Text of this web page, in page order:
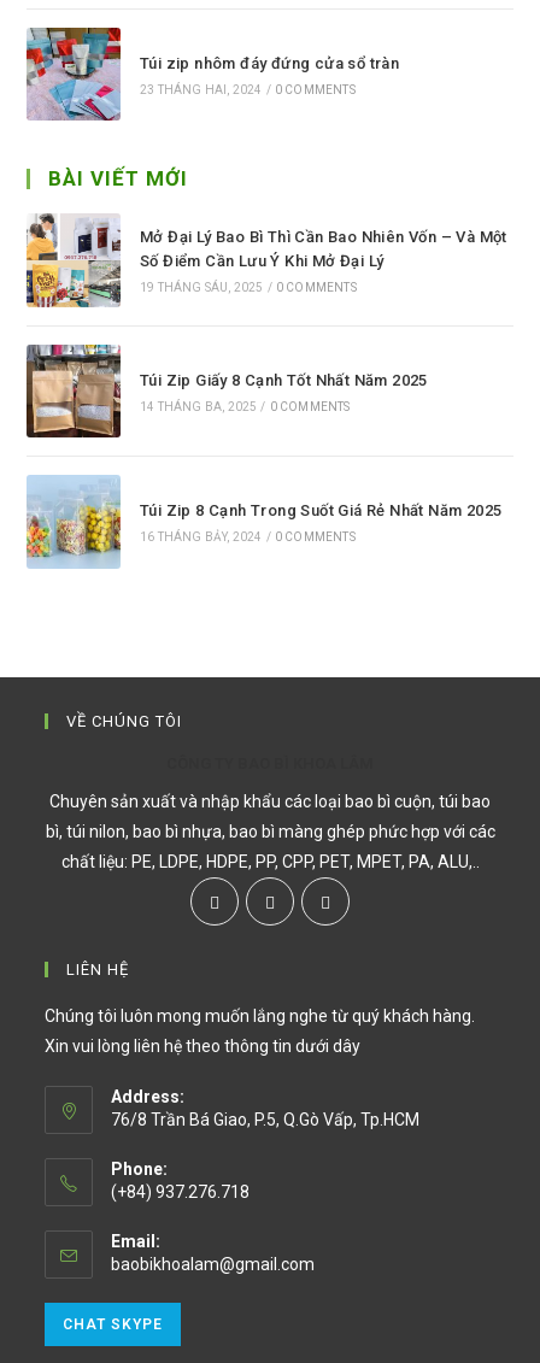
Túi zip nhôm đáy đứng cửa sổ tràn
23 THÁNG HAI, 2024 / 0 COMMENTS
BÀI VIẾT MỚI
Mở Đại Lý Bao Bì Thì Cần Bao Nhiên Vốn – Và Một
Số Điểm Cần Lưu Ý Khi Mở Đại Lý
19 THÁNG SÁU, 2025 / 0 COMMENTS
Túi Zip Giấy 8 Cạnh Tốt Nhất Năm 2025
14 THÁNG BA, 2025 / 0 COMMENTS
Túi Zip 8 Cạnh Trong Suốt Giá Rẻ Nhất Năm 2025
16 THÁNG BẢY, 2024 / 0 COMMENTS
VỀ CHÚNG TÔI
Chuyên sản xuất và nhập khẩu các loại bao bì cuộn, túi bao
bì, túi nilon, bao bì nhựa, bao bì màng ghép phức hợp với các
chất liệu: PE, LDPE, HDPE, PP, CPP, PET, MPET, PA, ALU,..
LIÊN HỆ
Chúng tôi luôn mong muốn lắng nghe từ quý khách hàng.
Xin vui lòng liên hệ theo thông tin dưới dây
Address:
76/8 Trần Bá Giao, P.5, Q.Gò Vấp, Tp.HCM
Phone:
(+84) 937.276.718
Email:
baobikhoalam@gmail.com
CHAT SKYPE